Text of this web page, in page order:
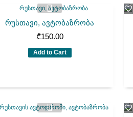
რუსთავი, ავტობაზრობა
₾150.00
Add to Cart